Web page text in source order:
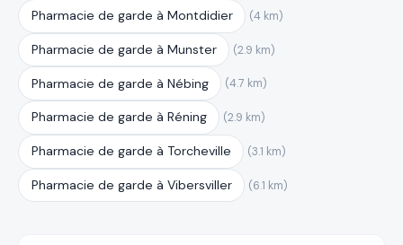
Pharmacie de garde à Montdidier (4 km)
Pharmacie de garde à Munster (2.9 km)
Pharmacie de garde à Nébing (4.7 km)
Pharmacie de garde à Réning (2.9 km)
Pharmacie de garde à Torcheville (3.1 km)
Pharmacie de garde à Vibersviller (6.1 km)